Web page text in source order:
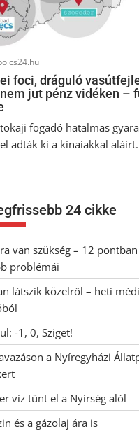
foci, dráguló
jut pénz vidéken –
fogadó hatalmas
adták ki a kínaiakkal
24 cikke
van szükség – 12
problémái
látszik közelről – heti
-1, 0, Sziget!
a Nyíregyházi
víz tűnt el a Nyírség alól
és a gázolaj ára is